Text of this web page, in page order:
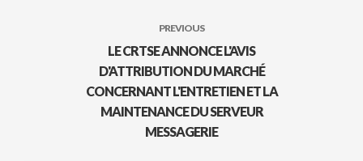
PREVIOUS
LE CRTSE ANNONCE L'AVIS
D'ATTRIBUTION DU MARCHÉ
CONCERNANT L'ENTRETIEN ET LA
MAINTENANCE DU SERVEUR
MESSAGERIE